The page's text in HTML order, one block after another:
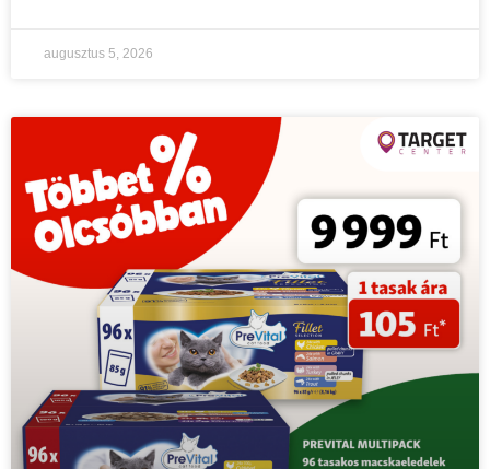
augusztus 5, 2026